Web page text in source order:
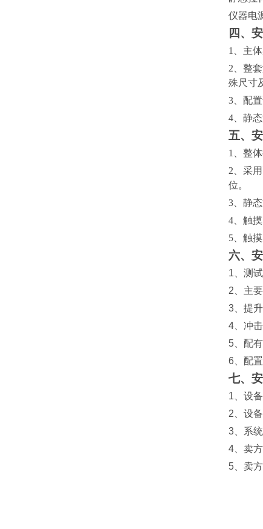
仪器电
四、
1、主
2、整
殊尺寸
3、配
4、静
五、
1、整
2、采
位。
3、静
4、触
5、触
六、
1 、测
2 、主
3 、提
4 、冲
5 、配
6 、配
七、
1 、设
2 、设
3 、系
4 、卖
5 、卖